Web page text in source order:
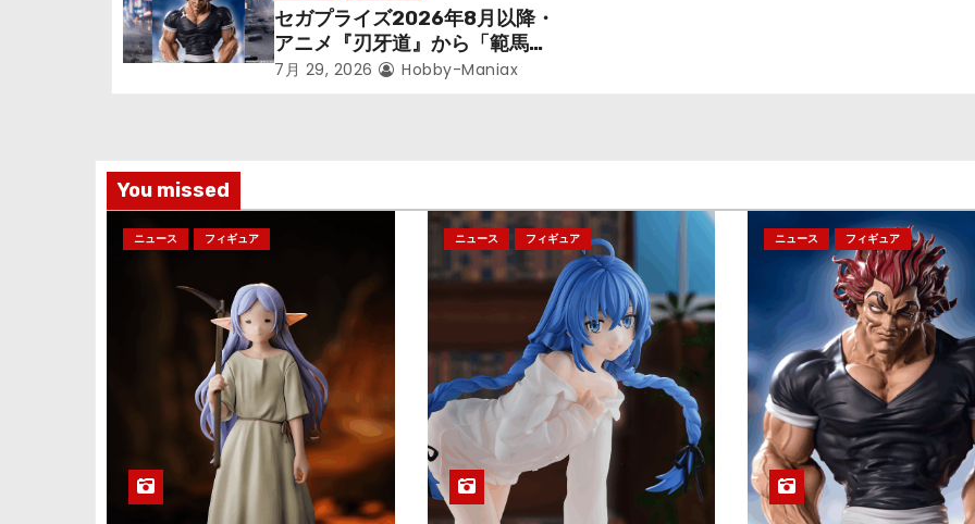
ョ
ン
立体化！
セガプライズ2026年8月以降・
アニメ『刃牙道』から「範馬勇
次郎」が登場ッッ!!
7月 29, 2026 Hobby-Maniax
You missed
ニュース フィギュア ニュース フィギュア ニュース フィギュア